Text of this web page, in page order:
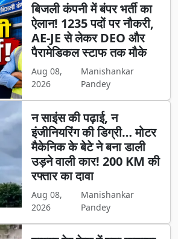
बिजली कंपनी में बंपर भर्ती का
ऐलान! 1235 पदों पर नौकरी,
AE-JE से लेकर DEO और
पैरामेडिकल स्टाफ तक मौके
Aug 08,
2026
Manishankar
Pandey
न साइंस की पढ़ाई, न
इंजीनियरिंग की डिग्री… मोटर
मैकेनिक के बेटे ने बना डाली
उड़ने वाली कार! 200 KM की
रफ्तार का दावा
Aug 08,
2026
Manishankar
Pandey